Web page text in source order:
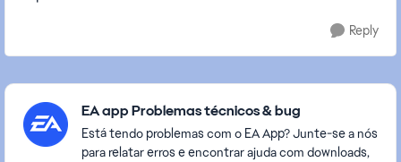
Reply
Featured Places
EA app Problemas técnicos & bug
Está tendo problemas com o EA App? Junte-se a nós
para relatar erros e encontrar ajuda com downloads,